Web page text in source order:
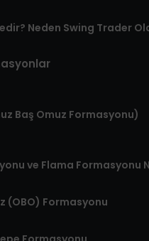
Neden Swing Trader
Baş Omuz Formasyonu)
ve Flama Formasyonu
(OBO) Formasyonu